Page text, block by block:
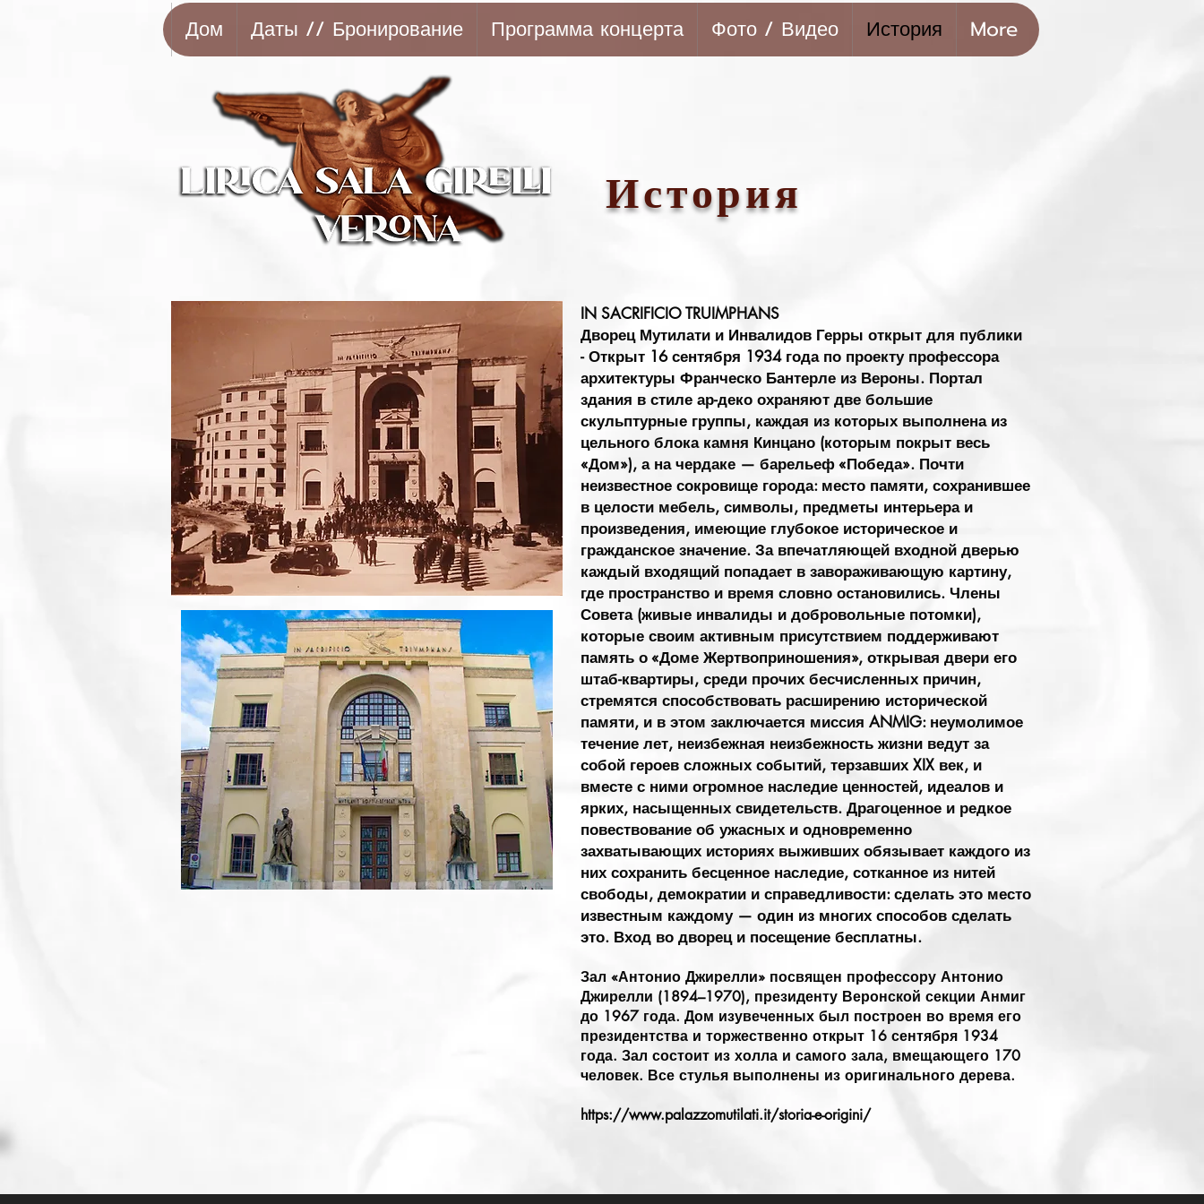
Дом Даты // Бронирование Программа концерта Фото / Видео История More
История
IN SACRIFICIO TRUIMPHANS
Дворец Мутилати и Инвалидов Герры открыт для публики
- Открыт 16 сентября 1934 года по проекту профессора
архитектуры Франческо Бантерле из Вероны. Портал
здания в стиле ар-деко охраняют две большие
скульптурные группы, каждая из которых выполнена из
цельного блока камня Кинцано (которым покрыт весь
«Дом»), а на чердаке — барельеф «Победа». Почти
неизвестное сокровище города: место памяти, сохранившее
в целости мебель, символы, предметы интерьера и
произведения, имеющие глубокое историческое и
гражданское значение. За впечатляющей входной дверью
каждый входящий попадает в завораживающую картину,
где пространство и время словно остановились. Члены
Совета (живые инвалиды и добровольные потомки),
которые своим активным присутствием поддерживают
память о «Доме Жертвоприношения», открывая двери его
штаб-квартиры, среди прочих бесчисленных причин,
стремятся способствовать расширению исторической
памяти, и в этом заключается миссия ANMIG: неумолимое
течение лет, неизбежная неизбежность жизни ведут за
собой героев сложных событий, терзавших XIX век, и
вместе с ними огромное наследие ценностей, идеалов и
ярких, насыщенных свидетельств. Драгоценное и редкое
повествование об ужасных и одновременно
захватывающих историях выживших обязывает каждого из
них сохранить бесценное наследие, сотканное из нитей
свободы, демократии и справедливости: сделать это место
известным каждому — один из многих способов сделать
это. Вход во дворец и посещение бесплатны.
Зал «Антонио Джирелли» посвящен профессору Антонио
Джирелли (1894–1970), президенту Веронской секции Анмиг
до 1967 года. Дом изувеченных был построен во время его
президентства и торжественно открыт 16 сентября 1934
года. Зал состоит из холла и самого зала, вмещающего 170
человек. Все стулья выполнены из оригинального дерева.
https://www.palazzomutilati.it/storia-e-origini/